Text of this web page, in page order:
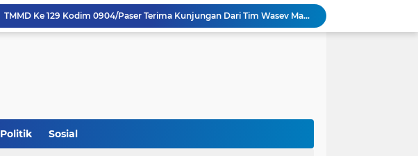
TMMD Ke 129 Kodim 0904/Paser Terima Kunjungan Dari Tim Wasev Mabesad
Personel Satgas TMMD 129 Kodim 0904/Paser Ciptakan Lingkungan Bersih
Rumah Bapak Sirajudin Masuk Fase Finishing Sebelum Diserahkan
Politik Sosial